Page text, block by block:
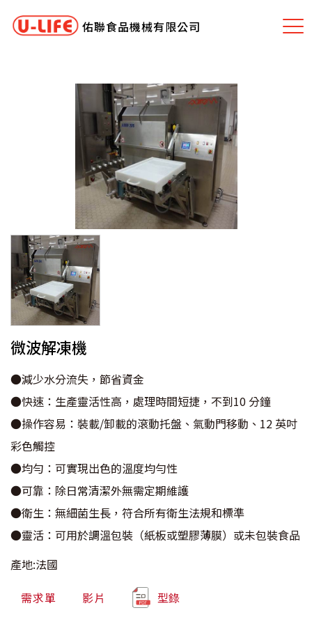
佑聯食品機械有限公司
微波解凍機
●減少水分流失，節省資金
●快速：生產靈活性高，處理時間短捷，不到10 分鐘
●操作容易：裝載/卸載的滾動托盤、氣動門移動、12 英吋
彩色觸控
●均勻：可實現出色的溫度均勻性
●可靠：除日常清潔外無需定期維護
●衛生：無細菌生長，符合所有衛生法規和標準
●靈活：可用於調溫包裝（紙板或塑膠薄膜）或未包裝食品
產地:法國
需求單 影片 型錄